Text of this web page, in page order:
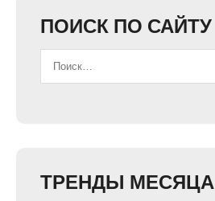
ПОИСК ПО САЙТУ
ТРЕНДЫ МЕСЯЦА